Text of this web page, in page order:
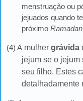
menstruação ou
jejuados quando
próximoRamadan
(4) A mulher grávida
jejum se o jejum
seu filho. Estes
detalhadamente